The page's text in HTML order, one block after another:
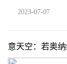
2023-07-07
意天空：若奥
小将特鲁宾